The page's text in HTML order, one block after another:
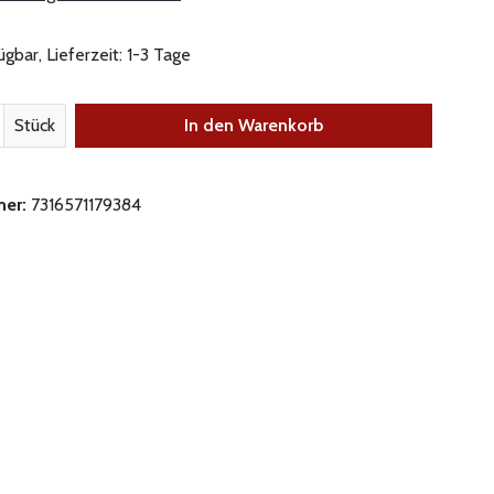
Lieferzeit: 1-3 Tage
Gib den gewünschten Wert ein oder
Stück In den Warenkorb
7316571179384